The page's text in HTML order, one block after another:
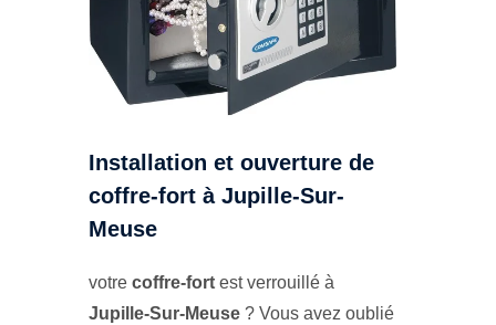
Installation et ouverture de
coffre-fort à Jupille-Sur-
Meuse
votre coffre-fort est verrouillé à
Jupille-Sur-Meuse ? Vous avez oublié